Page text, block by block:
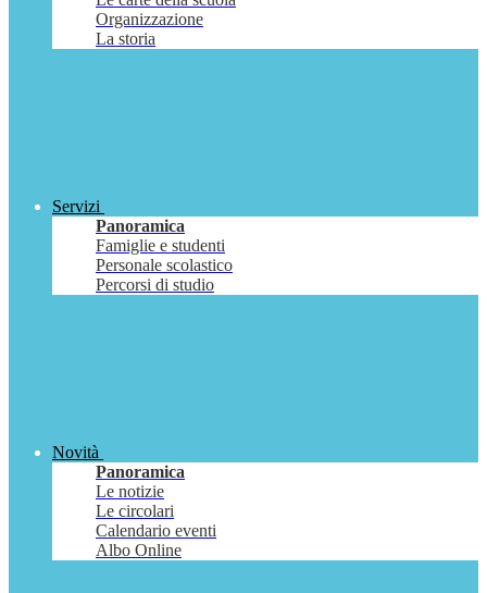
Organizzazione
La storia
Servizi
Panoramica
Famiglie e studenti
Personale scolastico
Percorsi di studio
Novità
Panoramica
Le notizie
Le circolari
Calendario eventi
Albo Online